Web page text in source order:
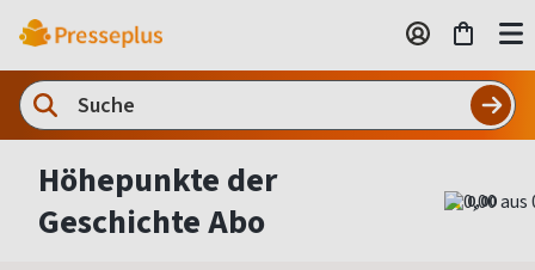
Höhepunkte der
Geschichte Abo
0,00